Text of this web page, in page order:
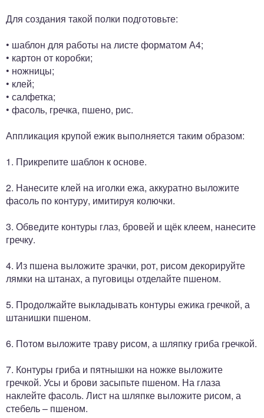
Для создания такой полки подготовьте:
• шаблон для работы на листе форматом А4;
• картон от коробки;
• ножницы;
• клей;
• салфетка;
• фасоль, гречка, пшено, рис.
Аппликация крупой ежик выполняется таким образом:
1. Прикрепите шаблон к основе.
2. Нанесите клей на иголки ежа, аккуратно выложите
фасоль по контуру, имитируя колючки.
3. Обведите контуры глаз, бровей и щёк клеем, нанесите
гречку.
4. Из пшена выложите зрачки, рот, рисом декорируйте
лямки на штанах, а пуговицы отделайте пшеном.
5. Продолжайте выкладывать контуры ежика гречкой, а
штанишки пшеном.
6. Потом выложите траву рисом, а шляпку гриба гречкой.
7. Контуры гриба и пятнышки на ножке выложите
гречкой. Усы и брови засыпьте пшеном. На глаза
наклейте фасоль. Лист на шляпке выложите рисом, а
стебель – пшеном.